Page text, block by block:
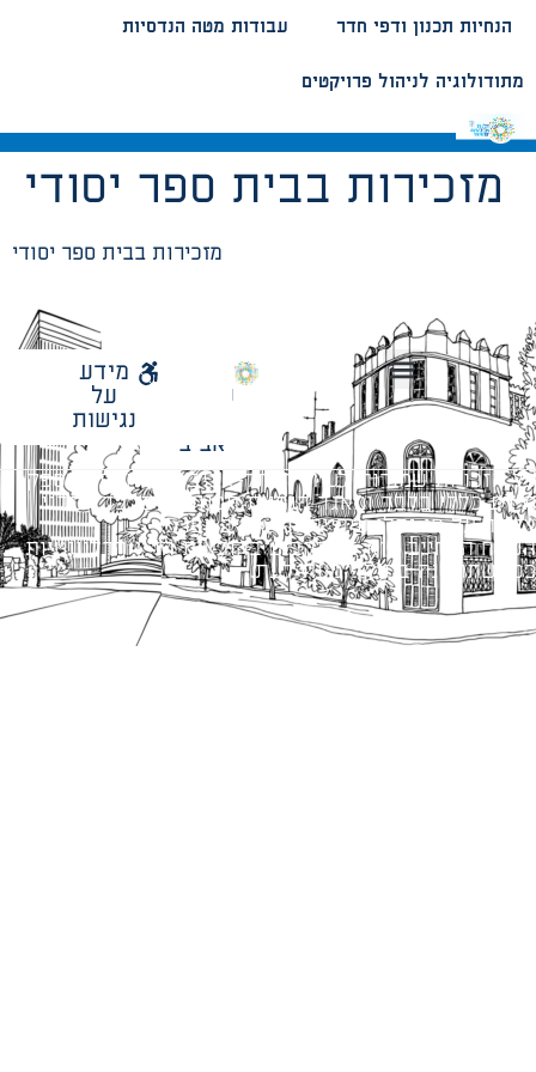
עבודות מטה הנדסיות הנחיות תכנון ודפי חדר
מתודולוגיה לניהול פרויקטים
מזכירות בבית ספר יסודי
מזכירות בבית ספר יסודי
עיריית
אביב
מידע
על
נגישות
כל הזכויות שמורות לעיריית תל-אביב-יפו. האתר מספק
מידע כללי בלבד ומאגד הנחיות תכנוניות בלבד למבני
ציבור על פי נהלי עיריית תל אביב-יפו.
הנוסח המחייב הוא זה הקבוע בהוראות הדין הרלוונטיות
כפי שתהיינה בתוקף מעת לעת.